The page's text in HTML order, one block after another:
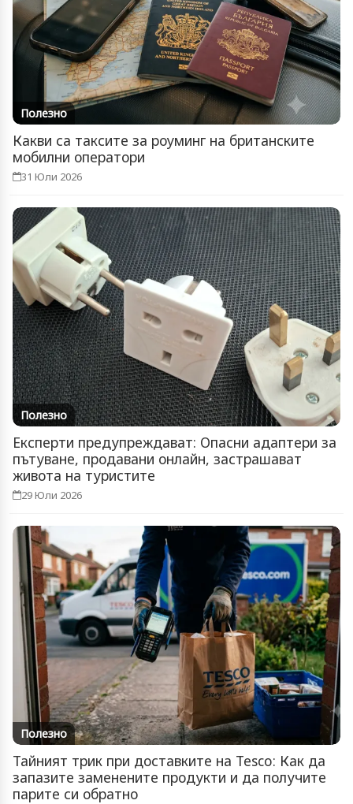
Полезно
Какви са таксите за роуминг на британските
мобилни оператори
31 Юли 2026
Полезно
Експерти предупреждават: Опасни адаптери за
пътуване, продавани онлайн, застрашават
живота на туристите
29 Юли 2026
Полезно
Тайният трик при доставките на Tesco: Как да
запазите заменените продукти и да получите
парите си обратно